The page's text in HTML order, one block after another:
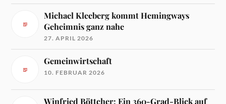
Michael Kleeberg kommt Hemingways
Geheimnis ganz nahe
27. APRIL 2026
Gemeinwirtschaft
10. FEBRUAR 2026
Winfried Böttcher: Ein 360-Grad-Blick auf